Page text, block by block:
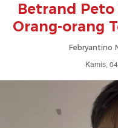
Betrand Peto
Orang-orang
Febryantino
Kamis,